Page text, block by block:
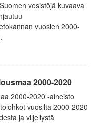
vesistöjä kuvaava
vuosien 2000-
2000-2020
2000-2020 -aineisto
vuosilta 2000-2020
ja viljellystä